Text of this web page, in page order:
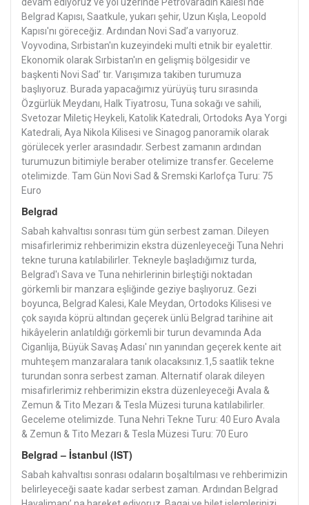
Belgrad Kapısı, Saatkule, yukarı şehir, Uzun Kışla, Leopold
Kapısı'nı göreceğiz. Ardından Novi Sad’a varıyoruz.
Voyvodina, Sırbistan'ın kuzeyindeki multi etnik bir eyalettir.
Ekonomik olarak Sırbistan'ın en gelişmiş bölgesidir ve
başkenti Novi Sad’ tır. Varışımıza takiben turumuza
başlıyoruz. Burada yapacağımız yürüyüş turu sırasında
Özgürlük Meydanı, Halk Tiyatrosu, Tuna sokağı ve sahili,
Svetozar Miletiç Heykeli, Katolik Katedrali, Ortodoks Aya Yorgi
Katedrali, Aya Nikola Kilisesi ve Sinagog panoramik olarak
görülecek yerler arasındadır. Serbest zamanın ardından
turumuzun bitimiyle beraber otelimize transfer. Geceleme
otelimizde. Tam Gün Novi Sad & Sremski Karlofça Turu: 75
Euro
Belgrad
Sabah kahvaltısı sonrası tüm gün serbest zaman. Dileyen
misafirlerimiz rehberimizin ekstra düzenleyeceği Tuna Nehri
tekne turuna katılabilirler. Tekneyle başladığımız turda,
Belgrad'ı Sava ve Tuna nehirlerinin birleştiği noktadan
görkemli bir manzara eşliğinde geziye başlıyoruz. Gezi
boyunca, Belgrad Kalesi, Kale Meydan, Ortodoks Kilisesi ve
çok sayıda köprü altından geçerek ünlü Belgrad tarihine ait
hikâyelerin anlatıldığı görkemli bir turun devamında Ada
Ciganlija, Büyük Savaş Adası' nın yanından geçerek kente ait
muhteşem manzaralara tanık olacaksınız.1,5 saatlik tekne
turundan sonra serbest zaman. Alternatif olarak dileyen
misafirlerimiz rehberimizin ekstra düzenleyeceği Avala &
Zemun & Tito Mezarı & Tesla Müzesi turuna katılabilirler.
Geceleme otelimizde. Tuna Nehri Tekne Turu: 40 Euro Avala
& Zemun & Tito Mezarı & Tesla Müzesi Turu: 70 Euro
Belgrad – İstanbul (IST)
Sabah kahvaltısı sonrası odaların boşaltılması ve rehberimizin
belirleyeceği saate kadar serbest zaman. Ardından Belgrad